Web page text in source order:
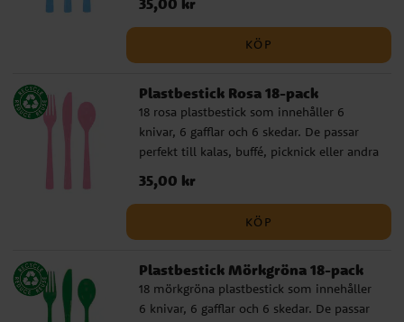
och färgglatt. ✔️ Innehåller 6 knivar, 6
gafflar och 6 skedar ✔️ Återanvändbara och
KÖP
Plastbestick Rosa 18-pack
18 rosa plastbestick som innehåller 6
knivar, 6 gafflar och 6 skedar. De passar
perfekt till kalas, buffé, picknick eller andra
tillfällen där du vill duka enkelt, praktiskt
och färgglatt. ✔️ Innehåller 6 knivar, 6
Pris:35,00 kr
35,00 kr
KÖP
Plastbestick Mörkgröna 18-pack
18 mörkgröna plastbestick som innehåller
6 knivar, 6 gafflar och 6 skedar. De passar